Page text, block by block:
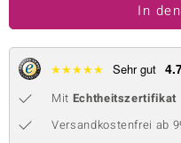
In
★★★★★ Sehr gut
Mit Echtheitszertifikat
Versandkostenfrei ab